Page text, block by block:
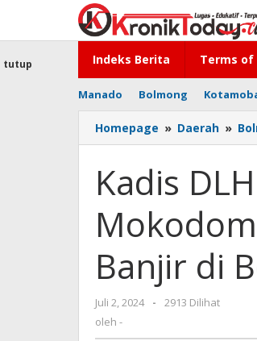
konten
Indeks Berita Terms of
Manado Bolmong
tutup
Homepage » Daerah »
Kadis
Banjir di
Juli 2, 2024
oleh
-
2913 Dilihat
oleh -